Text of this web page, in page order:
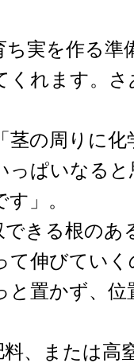
実を作る準
くれます。
の周りに化
っぱいなる
」。
きる根のあ
て伸びてい
と置かず、
、または高